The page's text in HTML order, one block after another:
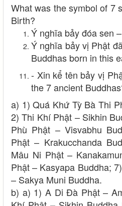
What was the symbol of 7
Birth?
Ý nghĩa bảy đóa sen
Ý nghĩa bảy vị Phật
Buddhas born in this
- Xin kể tên bảy vị
the 7 ancient
a) 1) Quá Khứ Tỳ Bà Thi
2) Thi Khí Phật – Sikhin
Phù Phật – Visvabhu
Phật – Krakucchanda
Mâu Ni Phật –
Phật – Kasyapa Buddha;
– Sakya Muni Buddha.
b) a) 1) A Di Đà Phật –